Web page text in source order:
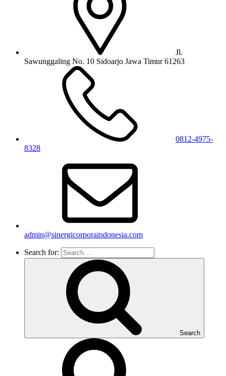
Jl.
Sawunggaling No. 10 Sidoarjo Jawa Timur 61263
0812-4975-
8328
admin@sinergicorporaindonesia.com
Search for:
Search